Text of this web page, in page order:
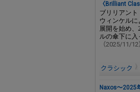
〈Brilliant
ブリリアント
ウィンケル
展開を始め
ルの傘下に
（2025/11/12
クラシック
Naxos～2025